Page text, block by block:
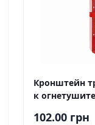
Кронштейн
к
102.00 грн